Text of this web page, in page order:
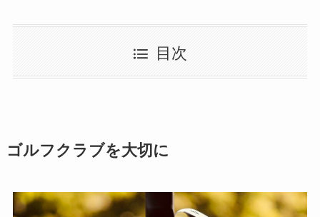
目次
ゴルフクラブを大切に